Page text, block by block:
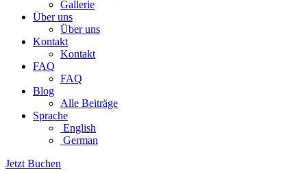
Gallerie
Über uns
Über uns
Kontakt
Kontakt
FAQ
FAQ
Blog
Alle Beiträge
Sprache
English
German
Jetzt Buchen